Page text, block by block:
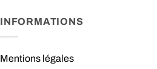
INFORMATIONS
Mentions légales